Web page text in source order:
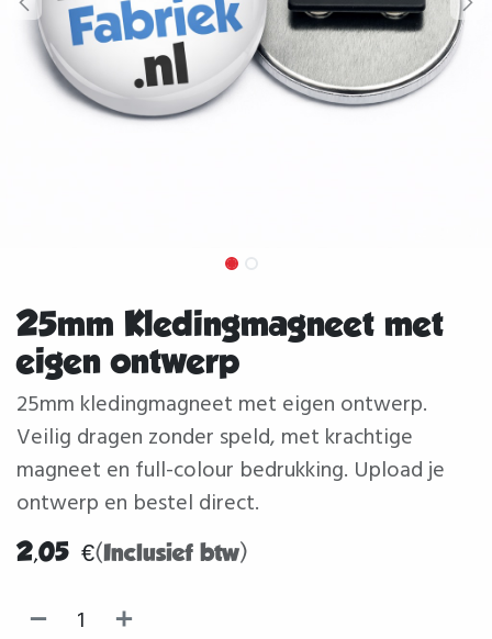
25mm Kledingmagneet met
eigen ontwerp
25mm kledingmagneet met eigen ontwerp.
Veilig dragen zonder speld, met krachtige
magneet en full-colour bedrukking. Upload je
ontwerp en bestel direct.
2,05 €(Inclusief btw)